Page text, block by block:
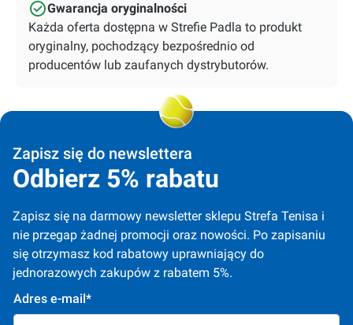
Gwarancja oryginalności
Każda oferta dostępna w Strefie Padla to produkt
oryginalny, pochodzący bezpośrednio od
producentów lub zaufanych dystrybutorów.
Zapisz się do newslettera
Odbierz 5% rabatu
Zapisz się na darmowy newsletter sklepu Strefa Tenisa i
nie przegap żadnej promocji oraz nowości. Po zapisaniu
się otrzymasz kod rabatowy uprawniający do
jednorazowych zakupów z rabatem 5%.
Adres e-mail*